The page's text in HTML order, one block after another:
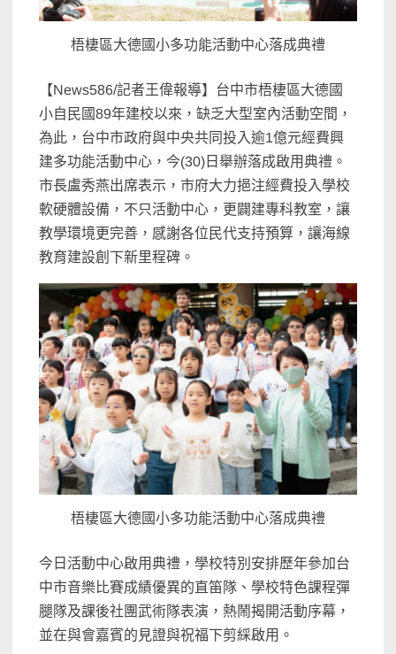
梧棲區大德國小多功能活動中心落成典禮
【News586/記者王偉報導】台中市梧棲區大德國
小自民國89年建校以來，缺乏大型室內活動空間，
為此，台中市政府與中央共同投入逾1億元經費興
建多功能活動中心，今(30)日舉辦落成啟用典禮。
市長盧秀燕出席表示，市府大力挹注經費投入學校
軟硬體設備，不只活動中心，更闢建專科教室，讓
教學環境更完善，感謝各位民代支持預算，讓海線
教育建設創下新里程碑。
梧棲區大德國小多功能活動中心落成典禮
今日活動中心啟用典禮，學校特別安排歷年參加台
中市音樂比賽成績優異的直笛隊、學校特色課程彈
腿隊及課後社團武術隊表演，熱鬧揭開活動序幕，
並在與會嘉賓的見證與祝福下剪綵啟用。